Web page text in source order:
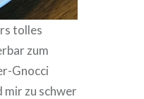
tolles
zum
Gnocci
mir zu schwer